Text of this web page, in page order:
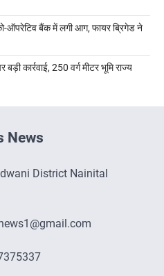
को-ऑपरेटिव बैंक में लगी आग, फायर ब्रिगेड ने
कार्रवाई, 250 वर्ग मीटर भूमि राज्य
News
District Nainital